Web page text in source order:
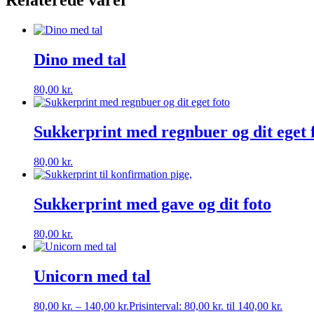
Dino med tal
80,00 kr.
Sukkerprint med regnbuer og dit eget
80,00 kr.
Sukkerprint med gave og dit foto
80,00 kr.
Unicorn med tal
80,00 kr. – 140,00 kr.Prisinterval: 80,00 kr. til 140,00 kr.